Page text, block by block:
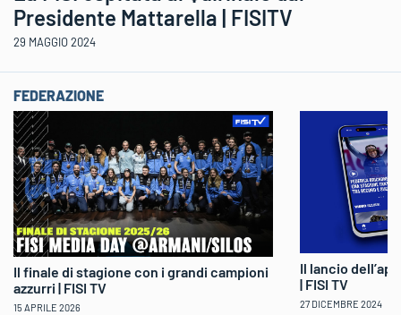
Presidente Mattarella | FISITV
29 MAGGIO 2024
FEDERAZIONE
Il finale di stagione con i grandi campioni
azzurri | FISI TV
15 APRILE 2026
Il lancio dell’app
| FISI TV
27 DICEMBRE 2024